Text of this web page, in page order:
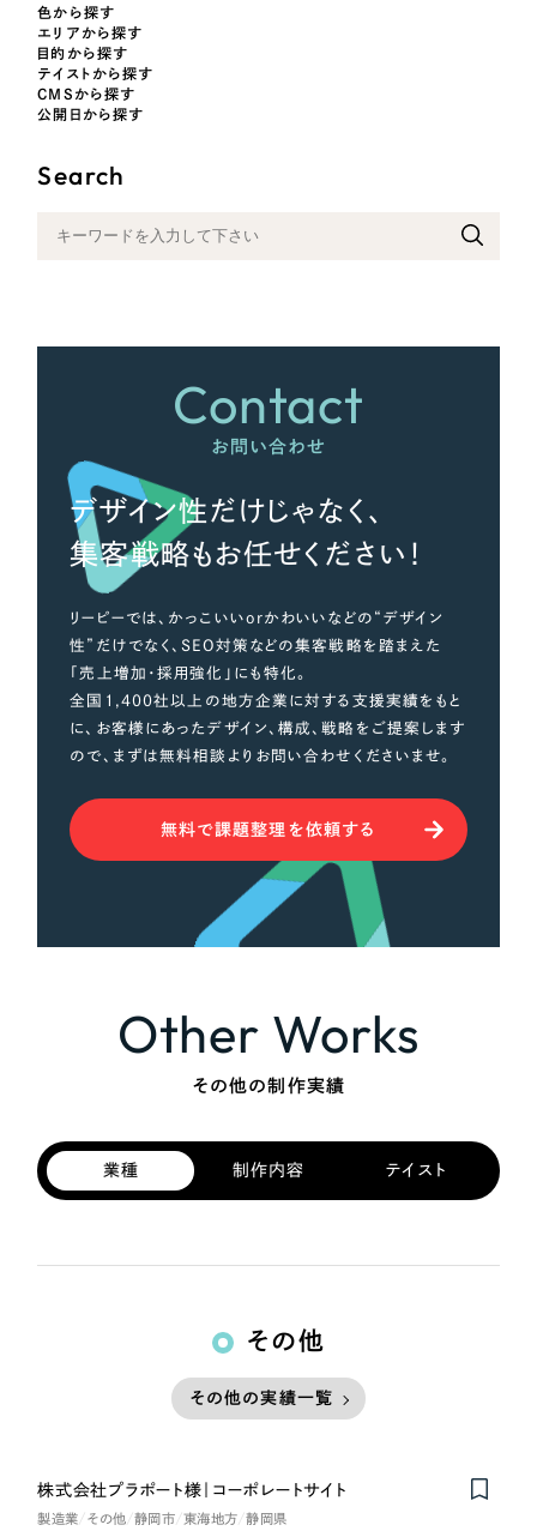
オレンジ・橙色
イエロー・黄色
カラフル・多色
その他
さらに条件を追加する
色から探す
エリアから探す
目的から探す
テイストから探す
CMSから探す
公開日から探す
Search
Contact
お問い合わせ
デザイン性だけじゃなく、
集客戦略もお任せください！
リーピーでは、かっこいいorかわいいなどの“デザイン
性”だけでなく、SEO対策などの集客戦略を踏まえた
「売上増加・採用強化」にも特化。
全国1,400社以上の地方企業に対する支援実績をもと
に、お客様にあったデザイン、構成、戦略をご提案します
ので、まずは無料相談よりお問い合わせくださいませ。
無料で課題整理を依頼する
Other Works
その他の制作実績
業種 制作内容 テイスト
その他
その他の実績一覧
株式会社プラポート様｜コーポレートサイト
製造業 その他 静岡市 東海地方 静岡県